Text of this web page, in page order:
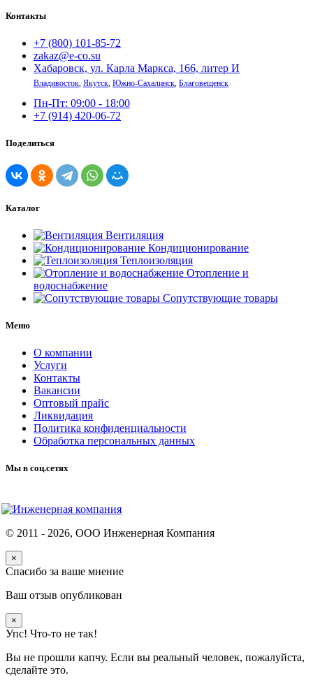
Контакты
+7 (800) 101-85-72
zakaz@e-co.su
Хабаровск, ул. Карла Маркса, 166, литер И
Владивосток, Якутск, Южно-Сахалинск, Благовещенск
Пн-Пт: 09:00 - 18:00
+7 (914) 420-06-72
Поделиться
Каталог
Вентиляция
Кондиционирование
Теплоизоляция
Отопление и
водоснабжение
Сопутствующие товары
Меню
О компании
Услуги
Контакты
Вакансии
Оптовый прайс
Ликвидация
Политика конфиденциальности
Обработка персональных данных
Мы в соц.сетях
© 2011 - 2026, ООО Инженерная Компания
×
Спасибо за ваше мнение
Ваш отзыв опубликован
×
Упс! Что-то не так!
Вы не прошли капчу. Если вы реальный человек, пожалуйста,
сделайте это.